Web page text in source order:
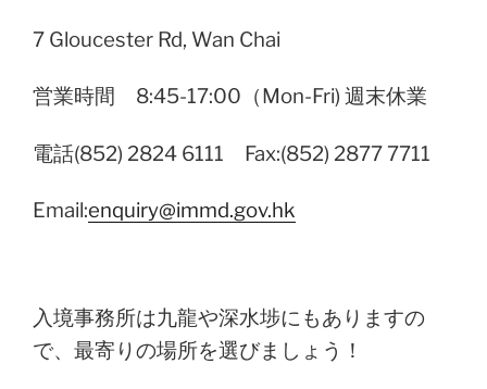
7 Gloucester Rd, Wan Chai
営業時間 8:45-17:00（Mon-Fri) 週末休業
電話(852) 2824 6111 Fax:(852) 2877 7711
Email:enquiry@immd.gov.hk
入境事務所は九龍や深水埗にもありますの
で、最寄りの場所を選びましょう！